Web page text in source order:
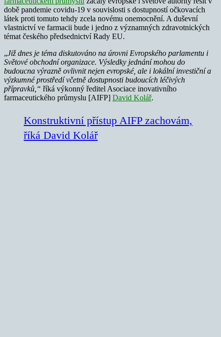
době pandemie covidu-19 v souvislosti s dostupností očkovacích
látek proti tomuto tehdy zcela novému onemocnění. A duševní
vlastnictví ve farmacii bude i jedno z významných zdravotnických
témat českého předsednictví Rady EU.
„Již dnes je téma diskutováno na úrovni Evropského parlamentu i
Světové obchodní organizace. Výsledky jednání mohou do
budoucna výrazně ovlivnit nejen evropské, ale i lokální investiční a
výzkumné prostředí včetně dostupnosti budoucích léčivých
přípravků,“ říká výkonný ředitel Asociace inovativního
farmaceutického průmyslu [AIFP] David Kolář.
Konstruktivní přístup AIFP zachovám,
říká David Kolář